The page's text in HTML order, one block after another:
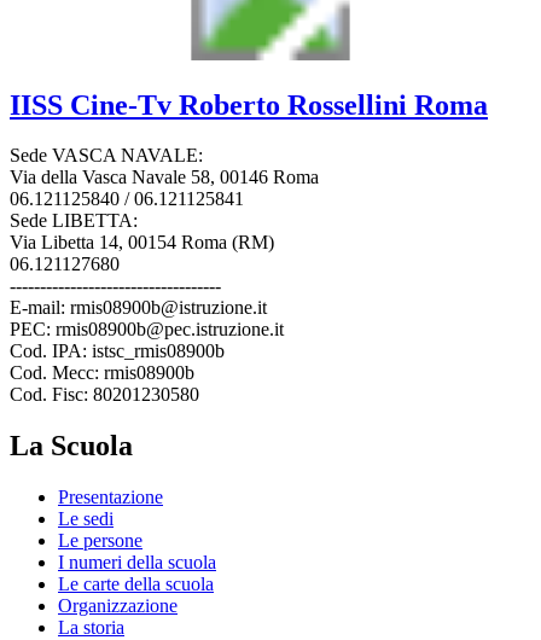
IISS Cine-Tv Roberto Rossellini Roma
Sede VASCA NAVALE:
Via della Vasca Navale 58, 00146 Roma
06.121125840 / 06.121125841
Sede LIBETTA:
Via Libetta 14, 00154 Roma (RM)
06.121127680
-----------------------------------
E-mail: rmis08900b@istruzione.it
PEC: rmis08900b@pec.istruzione.it
Cod. IPA: istsc_rmis08900b
Cod. Mecc: rmis08900b
Cod. Fisc: 80201230580
La Scuola
Presentazione
Le sedi
Le persone
I numeri della scuola
Le carte della scuola
Organizzazione
La storia